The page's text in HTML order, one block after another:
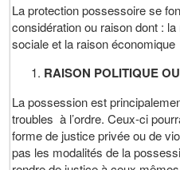
La protection possessoire se
considération ou raison dont :
sociale et la raison économique
RAISON POLITIQUE
La possession est
troubles à l’ordre. Ceux-ci
forme de justice privée ou de
pas les modalités de la